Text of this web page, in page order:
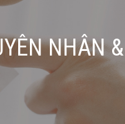
NHÂN